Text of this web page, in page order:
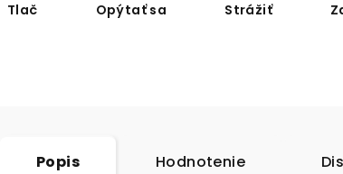
Tlač Opýtať sa Strážiť
Popis Hodnotenie